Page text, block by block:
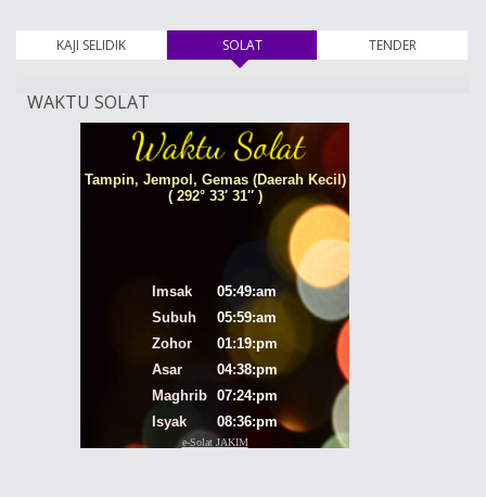
KAJI SELIDIK SOLAT(tab aktif) TENDER
WAKTU SOLAT